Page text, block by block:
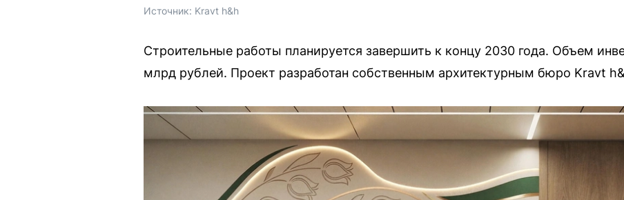
Источник: Kravt h&h
Строительные работы планируется завершить к концу 2030 года. Объем
млрд рублей. Проект разработан собственным архитектурным бюро Kravt